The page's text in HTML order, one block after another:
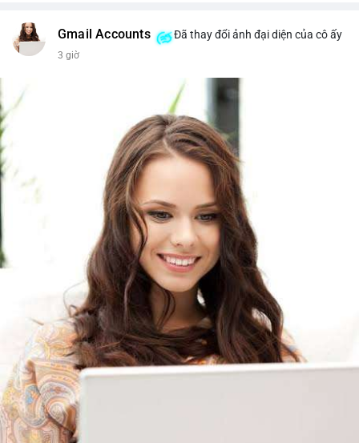
Gmail Accounts Đã thay đổi ảnh đại diện của cô ấy
3 giờ